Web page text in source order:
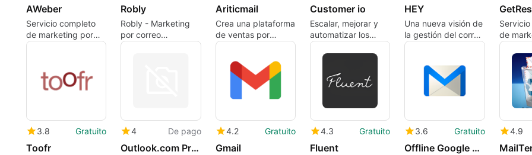
AWeber
Servicio completo
de marketing por
correo electrónico y
Robly
Robly - Marketing
por correo
electrónico de
Ariticmail
Crea una plataforma
de ventas por
correo electrónico
Customer io
Escalar, mejorar y
automatizar los
anuncios del ciclo
de vida del cliente.
HEY
Una nueva visión de
la gestión del correo
electrónico
de
correo
3.8 Gratuito
Toofr
4 De pago
Outlook.com Premium
4.2 Gratuito
Gmail
4.3 Gratuito
Fluent
3.6 Gratuito
Offline Google Mail
4.9